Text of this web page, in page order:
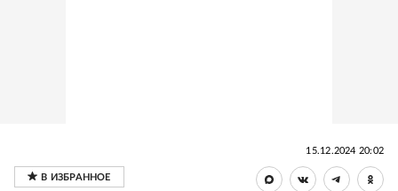
15.12.2024 20:02